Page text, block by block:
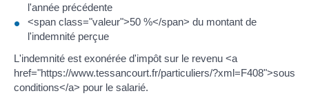
l'année précédente
<span class="valeur">50 %</span> du montant de
l'indemnité perçue
L'indemnité est exonérée d'impôt sur le revenu <a
href="https://www.tessancourt.fr/particuliers/?xml=F408">sous
conditions</a> pour le salarié.